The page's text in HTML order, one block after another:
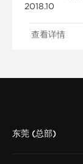
2018.10
查看详情
东莞 (总部)